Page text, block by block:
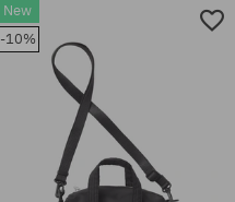
univerzálna veľkosť
New
-10%